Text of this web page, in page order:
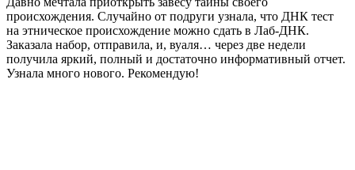
происхождения. Случайно от подруги узнала, что ДНК тест
на этническое происхождение можно сдать в Лаб-ДНК.
Заказала набор, отправила, и, вуаля… через две недели
получила яркий, полный и достаточно информативный отчет.
Узнала много нового. Рекомендую!